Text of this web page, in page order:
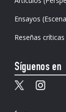
Ensayos
Reseñas
Síguenos en